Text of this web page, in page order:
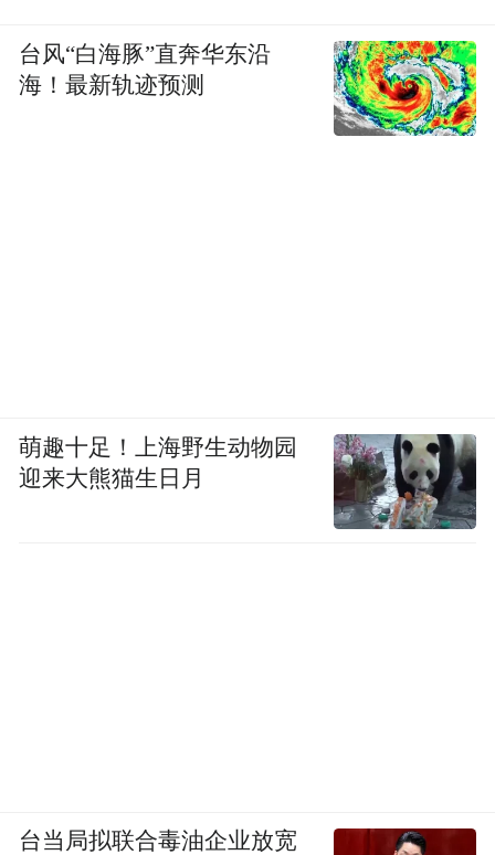
感悟“工匠精神”，在他们的心中种下守护历
史文明的种子。
台风“白海豚”直奔华东沿
海！最新轨迹预测
萌趣十足！上海野生动物园
迎来大熊猫生日月
台当局拟联合毒油企业放宽